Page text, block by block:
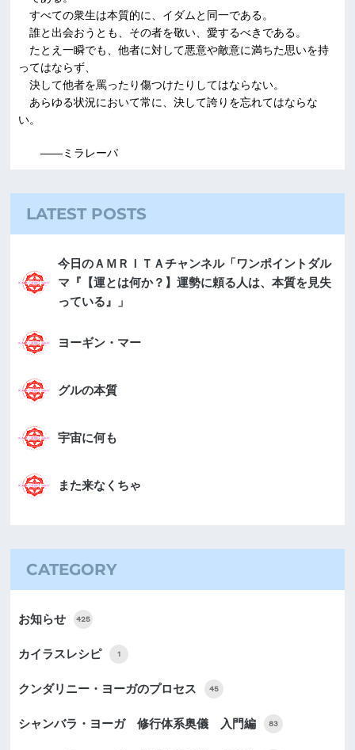
すべての衆生は本質的に、イダムと同一である。
誰と出会おうとも、その者を敬い、愛するべきである。
たとえ一瞬でも、他者に対して悪意や敵意に満ちた思いを持
ってはならず、
決して他者を罵ったり傷つけたりしてはならない。
あらゆる状況において常に、決して誇りを忘れてはならな
い。
――ミラレーパ
LATEST POSTS
今日のＡＭＲＩＴＡチャンネル「ワンポイントダル
マ『【運とは何か？】運勢に頼る人は、本質を見失
っている』」
ヨーギン・マー
グルの本質
宇宙に何も
また来なくちゃ
CATEGORY
お知らせ 425
カイラスレシピ 1
クンダリニー・ヨーガのプロセス 45
シャンバラ・ヨーガ 修行体系奥儀 入門編 83